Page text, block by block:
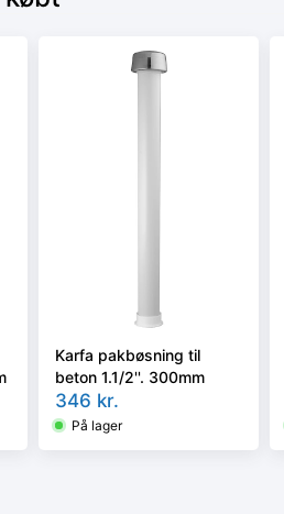
Karfa pakbøsning til
beton 1.1/2''. 300mm
346 kr.
På lager